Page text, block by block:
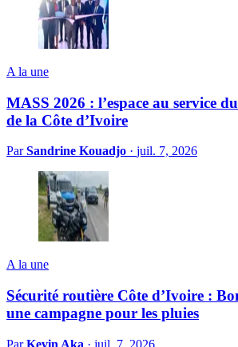
A la une
MASS 2026 : l’espace au service
de la Côte d’Ivoire
ParSandrine Kouadjo · juil. 7, 2026
A la une
Sécurité routière Côte d’Ivoire :
une campagne pour les pluies
ParKevin Aka · juil. 7, 2026